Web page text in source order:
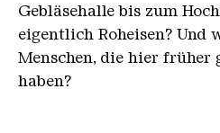
Gebläsehalle bis zum
eigentlich Roheisen? Und
Menschen, die hier früher
haben?